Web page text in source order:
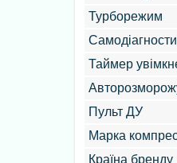
Турборежим
Таймер
Пульт ДУ
Марка
Країна бренду